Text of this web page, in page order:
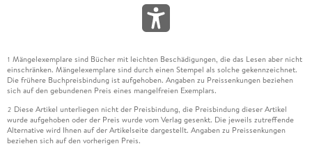
1 Mängelexemplare sind Bücher mit leichten Beschädigungen, die das Lesen aber nicht
einschränken. Mängelexemplare sind durch einen Stempel als solche gekennzeichnet.
Die frühere Buchpreisbindung ist aufgehoben. Angaben zu Preissenkungen beziehen
sich auf den gebundenen Preis eines mangelfreien Exemplars.
2 Diese Artikel unterliegen nicht der Preisbindung, die Preisbindung dieser Artikel
wurde aufgehoben oder der Preis wurde vom Verlag gesenkt. Die jeweils zutreffende
Alternative wird Ihnen auf der Artikelseite dargestellt. Angaben zu Preissenkungen
beziehen sich auf den vorherigen Preis.